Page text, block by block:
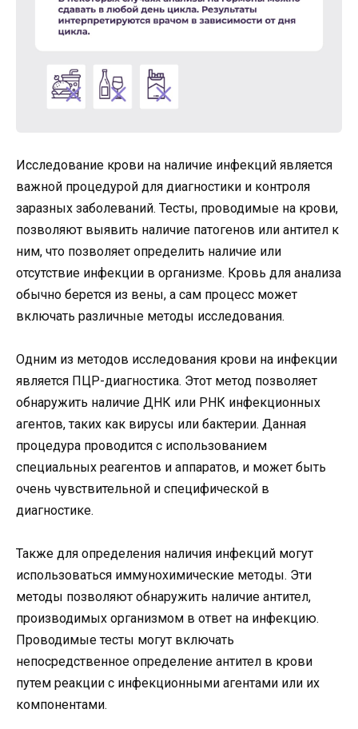
Исследование крови на наличие инфекций является
важной процедурой для диагностики и контроля
заразных заболеваний. Тесты, проводимые на крови,
позволяют выявить наличие патогенов или антител к
ним, что позволяет определить наличие или
отсутствие инфекции в организме. Кровь для анализа
обычно берется из вены, а сам процесс может
включать различные методы исследования.
Одним из методов исследования крови на инфекции
является ПЦР-диагностика. Этот метод позволяет
обнаружить наличие ДНК или РНК инфекционных
агентов, таких как вирусы или бактерии. Данная
процедура проводится с использованием
специальных реагентов и аппаратов, и может быть
очень чувствительной и специфической в
диагностике.
Также для определения наличия инфекций могут
использоваться иммунохимические методы. Эти
методы позволяют обнаружить наличие антител,
производимых организмом в ответ на инфекцию.
Проводимые тесты могут включать
непосредственное определение антител в крови
путем реакции с инфекционными агентами или их
компонентами.